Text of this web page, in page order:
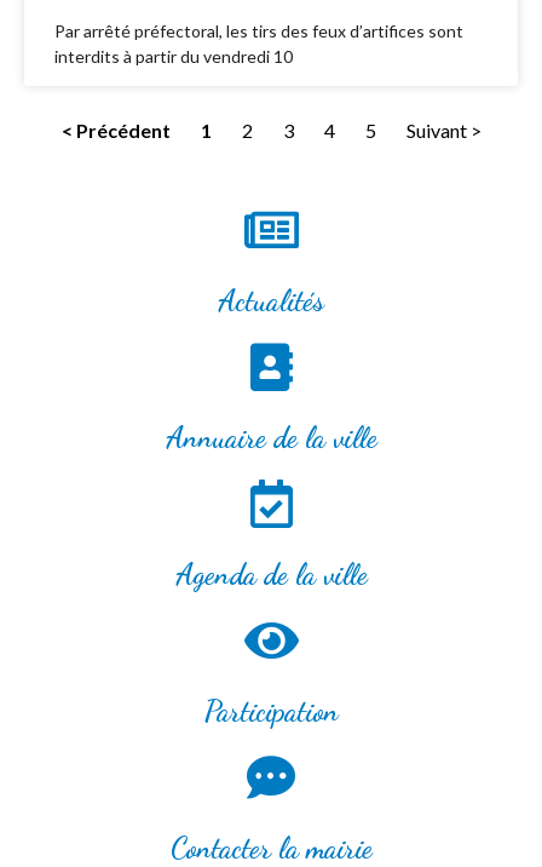
Par arrêté préfectoral, les tirs des feux d’artifices sont
interdits à partir du vendredi 10
< Précédent 1 2 3 4 5 Suivant >
Actualités
Annuaire de la ville
Agenda de la ville
Participation
Contacter la mairie